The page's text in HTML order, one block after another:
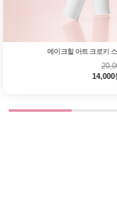
메이크힐 아트 크로키
14,000